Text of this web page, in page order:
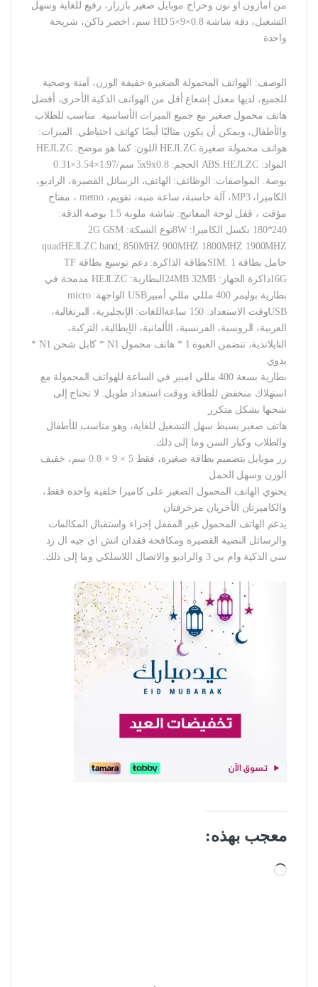
من امازون او نون وحراج موبايل صغير بازرار، رفيع للغاية وسهل
التشغيل، دقة شاشة HD 5×9×0.8 سم، اخضر داكن، شريحة
واحدة
الوصف: الهواتف المحمولة الصغيرة خفيفة الوزن، آمنة وصحية
للجميع، لديها معدل إشعاع أقل من الهواتف الذكية الأخرى، أفضل
هاتف محمول صغير مع جميع الميزات الأساسية. مناسب للطلاب
والأطفال، ويمكن أن يكون مثاليًا أيضًا كهاتف احتياطي. الميزات:
هواتف محمولة صغيرة HEJLZC اللون: كما هو موضح. HEJLZC
المواد: ABS.HEJLZC الحجم: 5x9x0.8 سم/1.97×3.54×0.31
بوصة. المواصفات: الوظائف: الهاتف، الرسائل القصيرة، الراديو،
الكاميرا، MP3، آلة حاسبة، ساعة منبه، تقويم، memo ، مفتاح
مؤقت ، قفل لوحة المفاتيح: شاشة ملونة 1.5 بوصة الدقة:
240*180 بكسل الكاميرا: 8Wنوع الشبكة: 2G GSM
quadHEJLZC band; 850MHZ 900MHZ 1800MHZ 1900MHZ
حامل بطاقة SIM: 1بطاقة الذاكرة: دعم توسيع بطاقة TF
16Gذاكرة الجهاز: 24MB 32MBالبطارية: HEJLZC مدمجة في
بطارية بوليمر 400 مللي مللي أمبيرUSB الواجهة: micro
USBوقت الاستعداد: 150 ساعةاللغات: الإنجليزية، البرتغالية،
العربية، الروسية، الفرنسية، الألمانية، الإيطالية، التركية،
التايلاندية، تتضمن العبوة 1 * هاتف محمول N1 * كابل شحن N1 *
يدوي
بطارية بسعة 400 مللي امبير في الساعة للهواتف المحمولة مع
استهلاك منخفض للطاقة ووقت استعداد طويل. لا تحتاج إلى
شحنها بشكل متكرر
هاتف صغير بسيط سهل التشغيل للغاية، وهو مناسب للأطفال
والطلاب وكبار السن وما إلى ذلك.
زر موبايل بتصميم بطاقة صغيرة، فقط 5 × 9 × 0.8 سم، خفيف
الوزن وسهل الحمل
يحتوي الهاتف المحمول الصغير على كاميرا خلفية واحدة فقط،
والكاميرتان الأخريان مزخرفتان
يدعم الهاتف المحمول غير المقفل إجراء واستقبال المكالمات
والرسائل النصية القصيرة ومكافحة فقدان اتش اي جيه ال زد
سي الذكية وام بي 3 والراديو والاتصال اللاسلكي وما إلى ذلك.
معجب بهذه:
جاري التحميل…